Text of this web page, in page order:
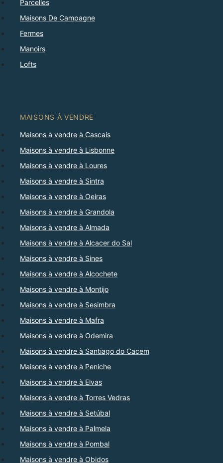
Parcelles
Maisons De Campagne
Fermes
Manoirs
Lofts
MAISONS À VENDRE
Maisons à vendre à Cascais
Maisons à vendre à Lisbonne
Maisons à vendre à Loures
Maisons à vendre à Sintra
Maisons à vendre à Oeiras
Maisons à vendre à Grandola
Maisons à vendre à Almada
Maisons à vendre à Alcacer do Sal
Maisons à vendre à Sines
Maisons à vendre à Alcochete
Maisons à vendre à Montijo
Maisons à vendre à Sesimbra
Maisons à vendre à Mafra
Maisons à vendre à Odemira
Maisons à vendre à Santiago do Cacem
Maisons à vendre à Peniche
Maisons à vendre à Elvas
Maisons à vendre à Torres Vedras
Maisons à vendre à Setúbal
Maisons à vendre à Palmela
Maisons à vendre à Pombal
Maisons à vendre à Obidos